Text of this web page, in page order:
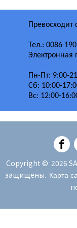
Превосходит
Тел.: 0086
Электронная
Пн-Пт: 9:00-
Сб: 10:00-
Вс: 12:00-
Copyright © 2026
защищены. Карта